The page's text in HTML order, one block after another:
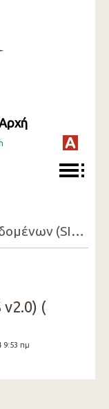
Ενιαία Μορφή Δομής Μεταδεδομένων (SIMS v2.0) ( 2022 )
(
9:53 πμ